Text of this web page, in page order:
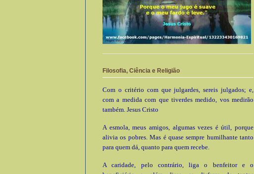
Filosofia, Ciência e Religião
Com o critério com que julgardes, sereis julgados; e,
com a medida com que tiverdes medido, vos medirão
também. Jesus Cristo
A esmola, meus amigos, algumas vezes é útil, porque
alivia os pobres. Mas é quase sempre humilhante tanto
para quem dá, quanto para quem recebe.
A caridade, pelo contrário, liga o benfeitor e o